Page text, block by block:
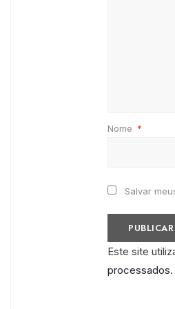
Nome *
Salvar
Este site
processados.